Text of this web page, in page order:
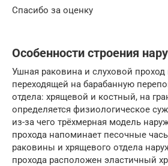
Спасибо за оценку
Особенности строения
Ушная раковина и слуховой
переходящей на барабанную
отдела: хрящевой и костный, на
определяется физиологическое
из-за чего трёхмерная модель
прохода напоминает песочные
раковины и хрящевого отдела
прохода расположен эластичный